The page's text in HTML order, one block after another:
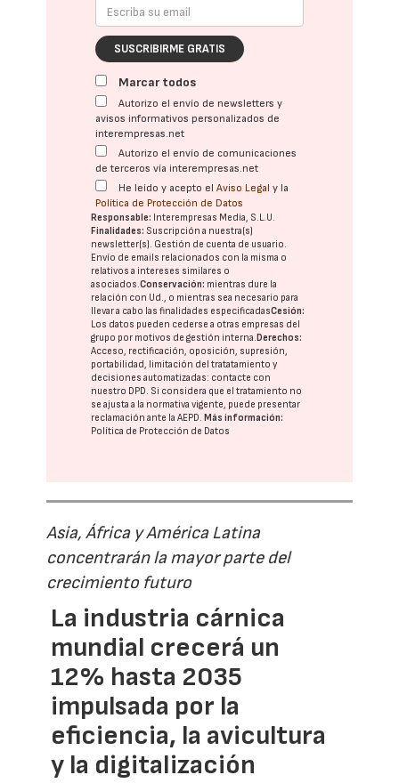
SUSCRIBIRME GRATIS
Marcar todos
Autorizo el envío de newsletters y
avisos informativos personalizados de
interempresas.net
Autorizo el envío de comunicaciones
de terceros vía interempresas.net
He leído y acepto elAviso Legal y la
Política de Protección de Datos
Responsable: Interempresas Media, S.L.U.
Finalidades: Suscripción a nuestra(s)
newsletter(s). Gestión de cuenta de usuario.
Envío de emails relacionados con la misma o
relativos a intereses similares o
asociados.Conservación: mientras dure la
relación con Ud., o mientras sea necesario para
llevar a cabo las finalidades especificadasCesión:
Los datos pueden cederse a otras empresas del
grupo por motivos de gestión interna. Derechos:
Acceso, rectificación, oposición, supresión,
portabilidad, limitación del tratatamiento y
decisiones automatizadas: contacte con
nuestro DPD. Si considera que el tratamiento no
se ajusta a la normativa vigente, puede presentar
reclamación ante laAEPD. Más información:
Política de Protección de Datos
Asia, África y América Latina
concentrarán la mayor parte del
crecimiento futuro
La industria cárnica
mundial crecerá un
12% hasta 2035
impulsada por la
eficiencia, la avicultura
y la digitalización